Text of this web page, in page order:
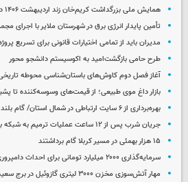
همایش ملی بزرگداشت کریم‌خان زند اردیبهشت ۱۴۰۶ در ملایر برگزار می‌شود
تأمین پایدار انرژی برق در شهرستان ملایر با اجرای
مدیران باید از تمامی اختیارات قانونی برای تسریع
طرح حامی بازگشت‌امید به اکوسیستم دانشجو محور
آغاز فصل دوم کاوش‌های باستان‌شناسی محوطه
بازار داغ موی طبیعی؛ از قیمت‌های وسوسه‌کننده تا
بهره‌برداری از ۶ سایت ارتباطی در شمال استان/ گام بلند ماکو به سوی کشاورزی هوشمند
جریان شرب پس از ۱۲ ساعت عملیات ترمیم به شبکه بازگشت
۱۵ هزار بهمئی در مسیر کربلا گام برداشتند
سرمایه‌گذاری ۲۰۰۰ میلیارد تومانی برای احداث دامپروری ۳۰۰۰ رأسی در همدان
مهار آتش‌سوزی مخزن ۳۰۰۰ لیتری گازوئیل در برج سعیدیه